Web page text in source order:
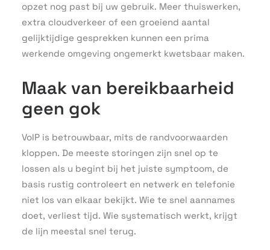
opzet nog past bij uw gebruik. Meer thuiswerken,
extra cloudverkeer of een groeiend aantal
gelijktijdige gesprekken kunnen een prima
werkende omgeving ongemerkt kwetsbaar maken.
Maak van bereikbaarheid
geen gok
VoIP is betrouwbaar, mits de randvoorwaarden
kloppen. De meeste storingen zijn snel op te
lossen als u begint bij het juiste symptoom, de
basis rustig controleert en netwerk en telefonie
niet los van elkaar bekijkt. Wie te snel aannames
doet, verliest tijd. Wie systematisch werkt, krijgt
de lijn meestal snel terug.